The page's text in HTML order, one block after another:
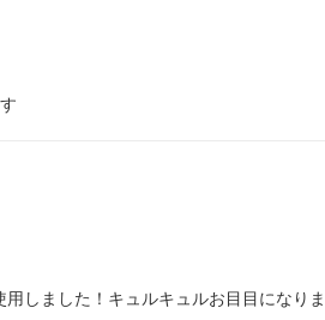
しました！キュルキュルお目目になり